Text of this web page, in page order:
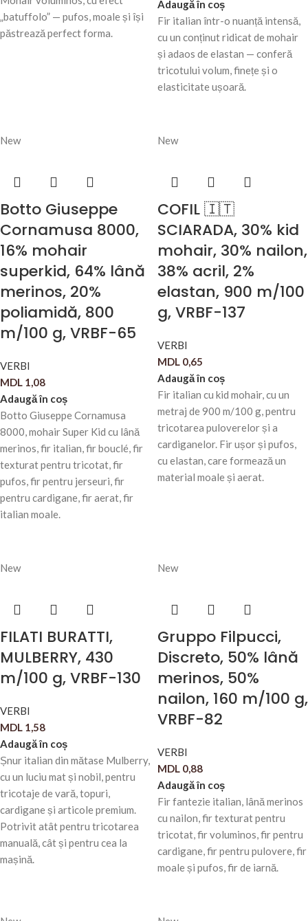
„batuffolo” — pufos, moale și își
păstrează perfect forma.
Adaugă în coș
Fir italian într-o nuanță intensă,
cu un conținut ridicat de mohair
și adaos de elastan — conferă
tricotului volum, finețe și o
elasticitate ușoară.
New
Botto Giuseppe
Cornamusa 8000,
16% mohair
superkid, 64% lână
merinos, 20%
poliamidă, 800
m/100 g, VRBF-65
VERBI
MDL 1,08
Adaugă în coș
Botto Giuseppe Cornamusa
8000, mohair Super Kid cu lână
merinos, fir italian, fir bouclé, fir
texturat pentru tricotat, fir
pufos, fir pentru jerseuri, fir
pentru cardigane, fir aerat, fir
italian moale.
New
COFIL 🇮🇹
SCIARADA, 30% kid
mohair, 30% nailon,
38% acril, 2%
elastan, 900 m/100
g, VRBF-137
VERBI
MDL 0,65
Adaugă în coș
Fir italian cu kid mohair, cu un
metraj de 900 m/100 g, pentru
tricotarea puloverelor și a
cardiganelor. Fir ușor și pufos,
cu elastan, care formează un
material moale și aerat.
New
FILATI BURATTI,
MULBERRY, 430
m/100 g, VRBF-130
VERBI
MDL 1,58
Adaugă în coș
Șnur italian din mătase Mulberry,
cu un luciu mat și nobil, pentru
tricotaje de vară, topuri,
cardigane și articole premium.
Potrivit atât pentru tricotarea
manuală, cât și pentru cea la
mașină.
New
Gruppo Filpucci,
Discreto, 50% lână
merinos, 50%
nailon, 160 m/100 g,
VRBF-82
VERBI
MDL 0,88
Adaugă în coș
Fir fantezie italian, lână merinos
cu nailon, fir texturat pentru
tricotat, fir voluminos, fir pentru
cardigane, fir pentru pulovere, fir
moale și pufos, fir de iarnă.